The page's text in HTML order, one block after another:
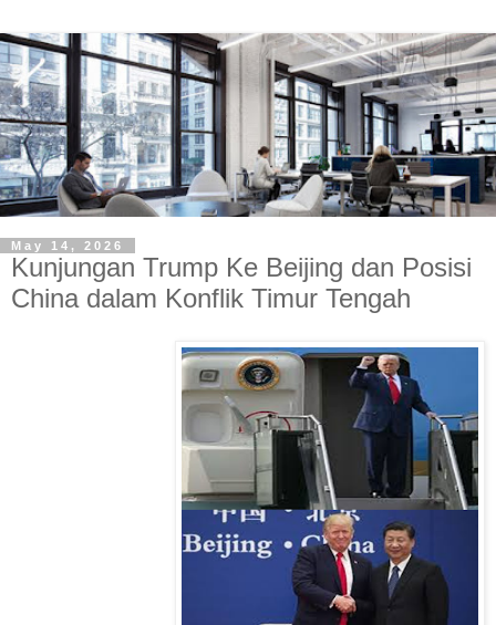
May 14, 2026
Kunjungan Trump Ke Beijing dan Posisi
China dalam Konflik Timur Tengah